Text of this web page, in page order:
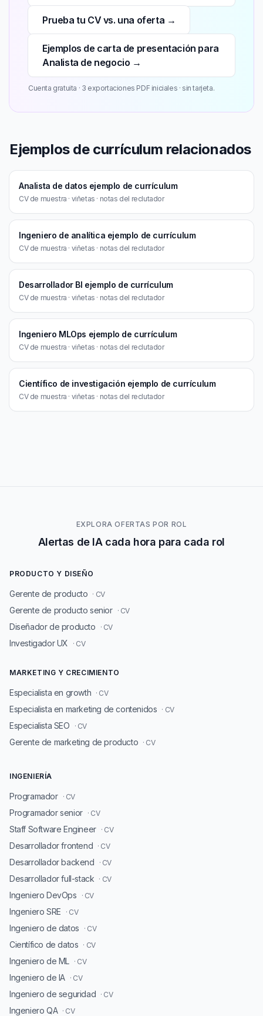
Prueba tu CV vs. una oferta →
Ejemplos de carta de presentación para
Analista de negocio →
Cuenta gratuita · 3 exportaciones PDF iniciales · sin tarjeta.
Ejemplos de currículum relacionados
Analista de datos ejemplo de currículum
CV de muestra · viñetas · notas del reclutador
Ingeniero de analítica ejemplo de currículum
CV de muestra · viñetas · notas del reclutador
Desarrollador BI ejemplo de currículum
CV de muestra · viñetas · notas del reclutador
Ingeniero MLOps ejemplo de currículum
CV de muestra · viñetas · notas del reclutador
Científico de investigación ejemplo de currículum
CV de muestra · viñetas · notas del reclutador
EXPLORA OFERTAS POR ROL
Alertas de IA cada hora para cada rol
PRODUCTO Y DISEÑO
Gerente de producto · CV
Gerente de producto senior · CV
Diseñador de producto · CV
Investigador UX · CV
MARKETING Y CRECIMIENTO
Especialista en growth · CV
Especialista en marketing de contenidos · CV
Especialista SEO · CV
Gerente de marketing de producto · CV
INGENIERÍA
Programador · CV
Programador senior · CV
Staff Software Engineer · CV
Desarrollador frontend · CV
Desarrollador backend · CV
Desarrollador full-stack · CV
Ingeniero DevOps · CV
Ingeniero SRE · CV
Ingeniero de datos · CV
Científico de datos · CV
Ingeniero de ML · CV
Ingeniero de IA · CV
Ingeniero de seguridad · CV
Ingeniero QA · CV